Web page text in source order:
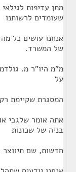
שעומדים לרשותנו
אנחנו עושים כל
של המשרד.
מ"מ היו"ר מ.
על
המסגרת שקיימת רק
אתה אומר שלגבי
בניה של שכונות
חדשות, שם תיווצר